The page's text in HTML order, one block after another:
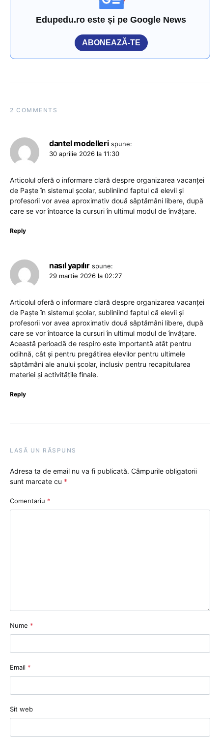
Edupedu.ro este și pe Google News
ABONEAZĂ-TE
2 COMMENTS
dantel modelleri spune:
30 aprilie 2026 la 11:30
Articolul oferă o informare clară despre organizarea vacanței
de Paște în sistemul școlar, subliniind faptul că elevii și
profesorii vor avea aproximativ două săptămâni libere, după
care se vor întoarce la cursuri în ultimul modul de învățare.
Reply
nasıl yapılır spune:
29 martie 2026 la 02:27
Articolul oferă o informare clară despre organizarea vacanței
de Paște în sistemul școlar, subliniind faptul că elevii și
profesorii vor avea aproximativ două săptămâni libere, după
care se vor întoarce la cursuri în ultimul modul de învățare.
Această perioadă de respiro este importantă atât pentru
odihnă, cât și pentru pregătirea elevilor pentru ultimele
săptămâni ale anului școlar, inclusiv pentru recapitularea
materiei și activitățile finale.
Reply
LASĂ UN RĂSPUNS
Adresa ta de email nu va fi publicată. Câmpurile obligatorii
sunt marcate cu *
Comentariu *
Nume *
Email *
Sit web